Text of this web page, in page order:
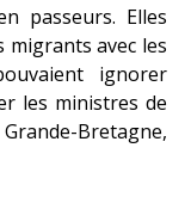
passeurs. Elles
migrants avec les
ignorer
les ministres de
Bretagne,